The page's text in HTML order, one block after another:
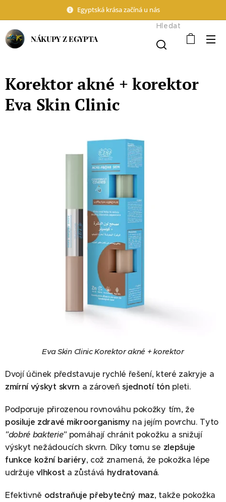
Egyptská krása začíná u nás
NÁKUPY Z EGYPTA
Hledat
Korektor akné + korektor
Eva Skin Clinic
Eva Skin Clinic Korektor akné + korektor
Dvojí účinek představuje rychlé řešení, které zakryje a
zmírní výskyt skvrn a zároveňsjednotí tón pleti.
Podporuje přirozenou rovnováhu pokožky tím, že
posiluje zdravé mikroorganismy na jejím povrchu. Tyto
"dobré bakterie"pomáhají chránit pokožku a snižují
výskyt nežádoucích skvrn. Díky tomu se zlepšuje
funkce kožní bariéry, což znamená, že pokožka lépe
udržujevlhkosta zůstává hydratovaná.
Efektivně odstraňuje přebytečný maz, takže pokožka